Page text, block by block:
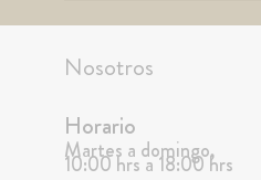
Nosotros
Horario
Martes a domingo,
10:00 hrs a 18:00 hrs